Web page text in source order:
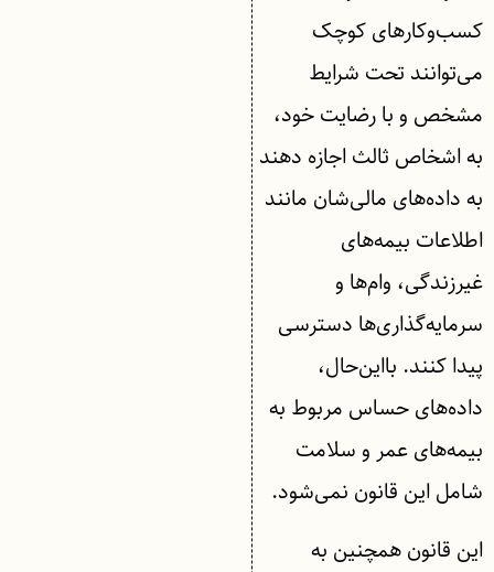
کسب‌وکارهای کوچک
می‌توانند تحت شرایط
مشخص و با رضایت خود،
به اشخاص ثالث اجازه دهند
به داده‌های مالی‌شان مانند
اطلاعات بیمه‌های
غیرزندگی، وام‌ها و
سرمایه‌گذاری‌ها دسترسی
پیدا کنند. بااین‌حال،
داده‌های حساس مربوط به
بیمه‌های عمر و سلامت
شامل این قانون نمی‌شود.
این قانون همچنین به